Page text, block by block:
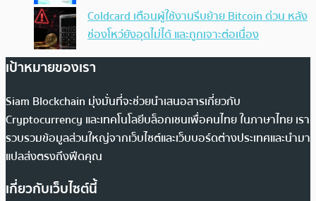
Coldcard เตือนผู้ใช้งานรีบย้าย Bitcoin ด่วน หลัง
ช่องโหว่ยังอุดไม่ได้ และถูกเจาะต่อเนื่อง
เป้าหมายของเรา
Siam Blockchain มุ่งมั่นที่จะช่วยนำเสนอสารเกี่ยวกับ
Cryptocurrency และเทคโนโลยีบล็อกเชนเพื่อคนไทย ในภาษาไทย เรา
รวบรวมข้อมูลส่วนใหญ่จากเว็บไซต์และเว็บบอร์ดต่างประเทศและนำมา
แปลส่งตรงถึงฟีดคุณ
เกี่ยวกับเว็บไซต์นี้